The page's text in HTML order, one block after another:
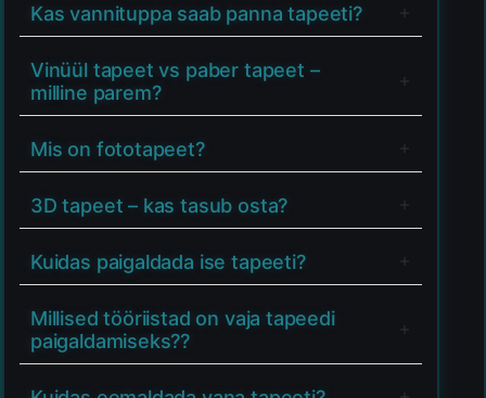
Kas vannituppa saab panna tapeeti?
Vinüül tapeet vs paber tapeet –
milline parem?
Mis on fototapeet?
3D tapeet – kas tasub osta?
Kuidas paigaldada ise tapeeti?
Millised tööriistad on vaja tapeedi
paigaldamiseks??